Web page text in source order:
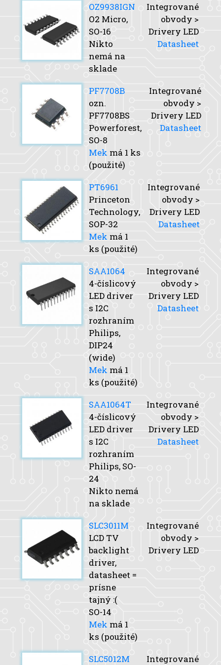
OZ9938IGN
O2 Micro,
SO-16
Nikto
nemá na
sklade
Integrované
obvody >
Drivery LED
Datasheet
PF7708B
ozn.
PF7708BS
Powerforest,
SO-8
Mek má 1 ks
(použité)
Integrované
obvody >
Drivery LED
Datasheet
PT6961
Princeton
Technology,
SOP-32
Mek má 1
ks (použité)
Integrované
obvody >
Drivery LED
Datasheet
SAA1064
4-číslicový
LED driver
s I2C
rozhraním
Philips,
DIP24
(wide)
Mek má 1
ks (použité)
Integrované
obvody >
Drivery LED
Datasheet
SAA1064T
4-číslicový
LED driver
s I2C
rozhraním
Philips, SO-
24
Nikto nemá
na sklade
Integrované
obvody >
Drivery LED
Datasheet
SLC3011M
LCD TV
backlight
driver,
datasheet =
prísne
tajný :(
SO-14
Mek má 1
ks (použité)
Integrované
obvody >
Drivery LED
SLC5012M
Integrované